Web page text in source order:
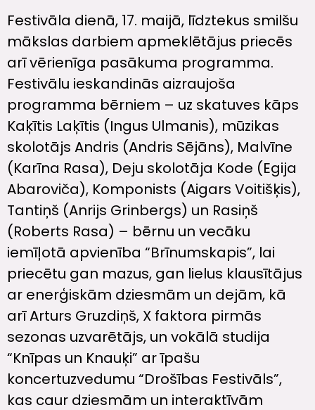
Festivāla dienā, 17. maijā, līdztekus smilšu
mākslas darbiem apmeklētājus priecēs
arī vērienīga pasākuma programma.
Festivālu ieskandinās aizraujoša
programma bērniem – uz skatuves kāps
Kaķītis Laķītis (Ingus Ulmanis), mūzikas
skolotājs Andris (Andris Sējāns), Malvīne
(Karīna Rasa), Deju skolotāja Kode (Egija
Abaroviča), Komponists (Aigars Voitišķis),
Tantiņš (Anrijs Grinbergs) un Rasiņš
(Roberts Rasa) – bērnu un vecāku
iemīļotā apvienība “Brīnumskapis”, lai
priecētu gan mazus, gan lielus klausītājus
ar enerģiskām dziesmām un dejām, kā
arī Arturs Gruzdiņš, X faktora pirmās
sezonas uzvarētājs, un vokālā studija
“Knīpas un Knauķi” ar īpašu
koncertuzvedumu “Drošības Festivāls”,
kas caur dziesmām un interaktīvām